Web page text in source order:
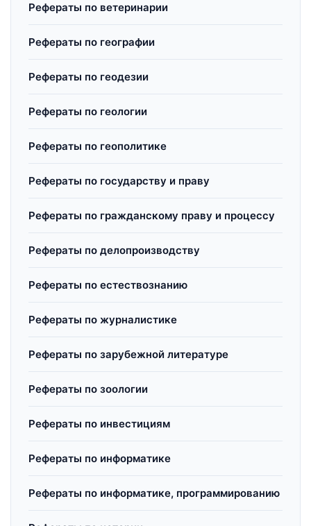
Рефераты по ветеринарии
Рефераты по географии
Рефераты по геодезии
Рефераты по геологии
Рефераты по геополитике
Рефераты по государству и праву
Рефераты по гражданскому праву и процессу
Рефераты по делопроизводству
Рефераты по естествознанию
Рефераты по журналистике
Рефераты по зарубежной литературе
Рефераты по зоологии
Рефераты по инвестициям
Рефераты по информатике
Рефераты по информатике, программированию